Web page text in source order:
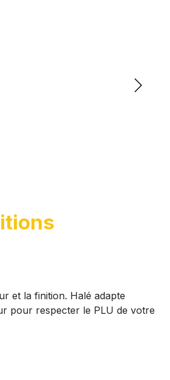
et la finition. Halé adapte
pour respecter le PLU de votre